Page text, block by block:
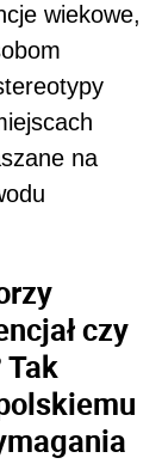
wiekowe,
na
czy